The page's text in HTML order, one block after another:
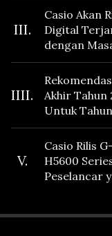
III.
Casio Akan
Digital
dengan
Fitur
IIII.
Akhir Tahun
Untuk
V.
Casio Rilis
H5600
Peselancar